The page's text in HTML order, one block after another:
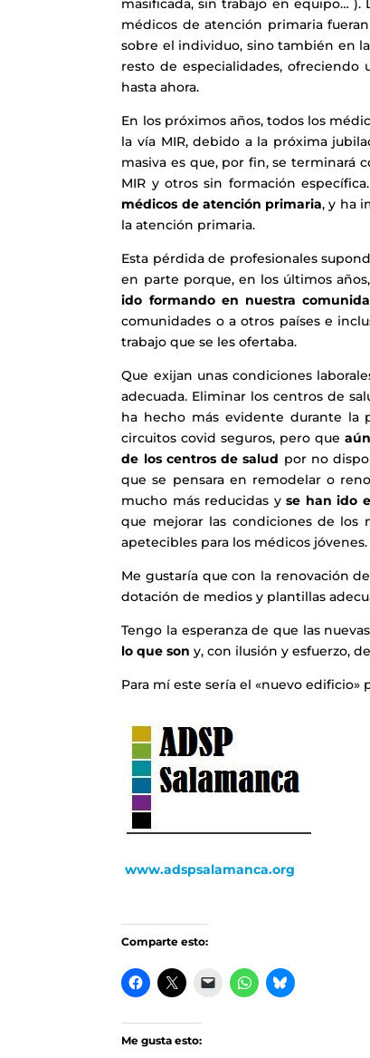
masificada, sin trabajo en equipo…
médicos de atención primaria
sobre el individuo, sino también en
resto de especialidades, ofreciendo
hasta ahora.
En los próximos años, todos los
la vía MIR, debido a la próxima
masiva es que, por fin, se terminará
MIR y otros sin formación
médicos de atención primaria, y ha
la atención primaria.
Esta pérdida de profesionales
en parte porque, en los últimos años,
ido formando en nuestra
comunidades o a otros países e
trabajo que se les ofertaba.
Que exijan unas condiciones
adecuada. Eliminar los centros de
ha hecho más evidente durante la
circuitos covid seguros, pero que
de los centros de salud por no
que se pensara en remodelar o
mucho más reducidas yse han ido
que mejorar las condiciones de los
apetecibles para los médicos jóvenes.
Me gustaría que con la renovación
dotación de medios y plantillas
Tengo la esperanza de que las
lo que son y, con ilusión y esfuerzo,
Para mí este sería el «nuevo edificio»
www.adspsalamanca.org
Comparte esto:
Me gusta esto: